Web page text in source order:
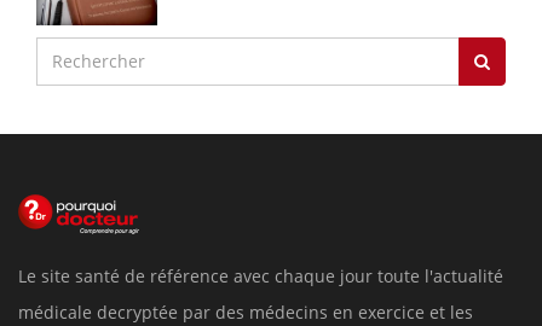
Le site santé de référence avec chaque jour toute l'actualité
médicale decryptée par des médecins en exercice et les